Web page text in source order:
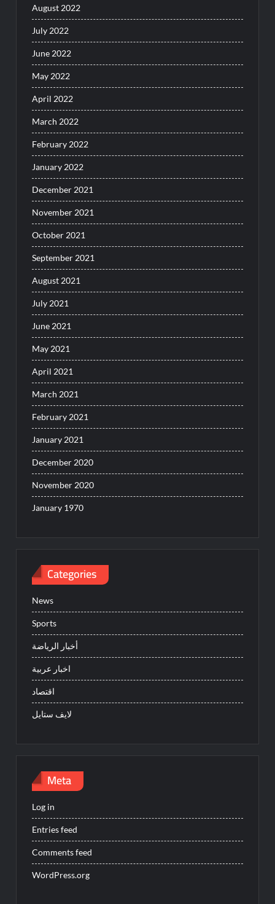
August 2022
July 2022
June 2022
May 2022
April 2022
March 2022
February 2022
January 2022
December 2021
November 2021
October 2021
September 2021
August 2021
July 2021
June 2021
May 2021
April 2021
March 2021
February 2021
January 2021
December 2020
November 2020
January 1970
Categories
News
Sports
أخبار الرياضة
اخبار عربية
اقتصاد
لايف ستايل
Meta
Log in
Entries feed
Comments feed
WordPress.org